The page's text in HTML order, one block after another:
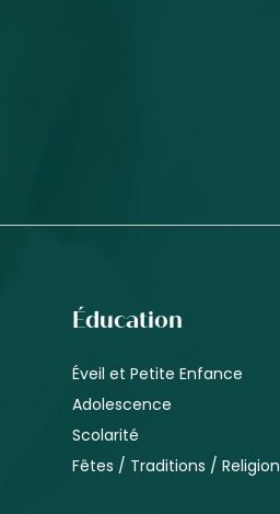
Éducation
Éveil et Petite Enfance
Adolescence
Scolarité
Fêtes / Traditions / Religion